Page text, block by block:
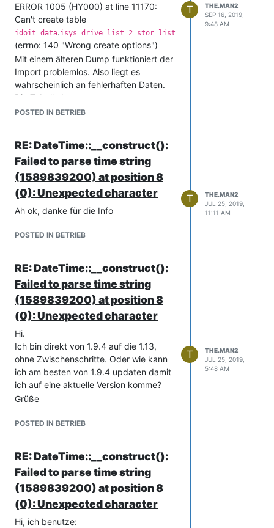
ERROR 1005 (HY000) at line 11170:
Can't create table
idoit_data.isys_drive_list_2_stor_list
(errno: 140 "Wrong create options")
Mit einem älteren Dump funktioniert der
Import problemlos. Also liegt es
wahrscheinlich an fehlerhaften Daten.
Die Tabelle ist:
Verknüpfungstabelle für Laufwerk an
Hilft einer der Button unter Systemtools
um den Fehler in der Datenbank zu
bereinigen?
Oder wie kann ich herausfinden wo sich
der schlechte Eintrag befindet (z.B.
doppelter Eintrag wo nur einer erlaubt
Grüße
POSTED IN BETRIEB
T
THE.MAN2
SEP 16, 2019,
9:48 AM
RE: DateTime::__construct():
Failed to parse time string
(1589839200) at position 8
(0): Unexpected character
Ah ok, danke für die Info
POSTED IN BETRIEB
T
THE.MAN2
JUL 25, 2019,
11:11 AM
RE: DateTime::__construct():
Failed to parse time string
(1589839200) at position 8
(0): Unexpected character
Hi.
Ich bin direkt von 1.9.4 auf die 1.13,
ohne Zwischenschritte. Oder wie kann
ich am besten von 1.9.4 updaten damit
ich auf eine aktuelle Version komme?
Grüße
POSTED IN BETRIEB
T
THE.MAN2
JUL 25, 2019,
5:48 AM
RE: DateTime::__construct():
Failed to parse time string
(1589839200) at position 8
(0): Unexpected character
Hi, ich benutze: